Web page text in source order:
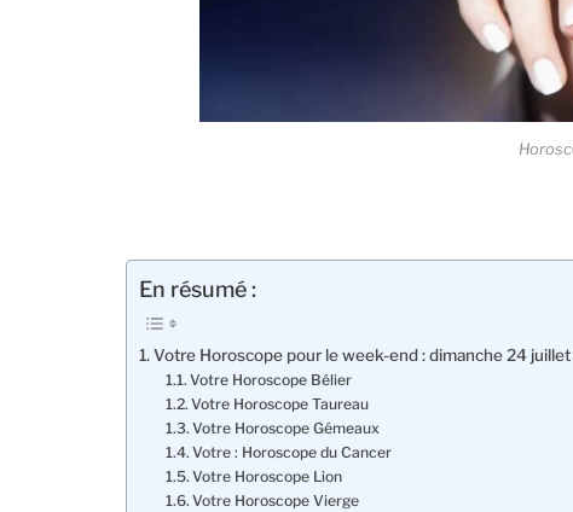
En résumé :
Votre Horoscope pour le week-end : dimanche 24
Votre Horoscope Bélier
Votre Horoscope Taureau
Votre Horoscope Gémeaux
Votre : Horoscope du Cancer
Votre Horoscope Lion
Votre Horoscope Vierge